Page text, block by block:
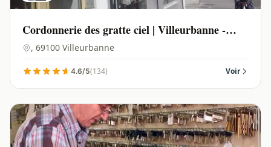
Cordonnerie des gratte ciel | Villeurbanne -
69100
, 69100 Villeurbanne
4.6/5(134) Voir